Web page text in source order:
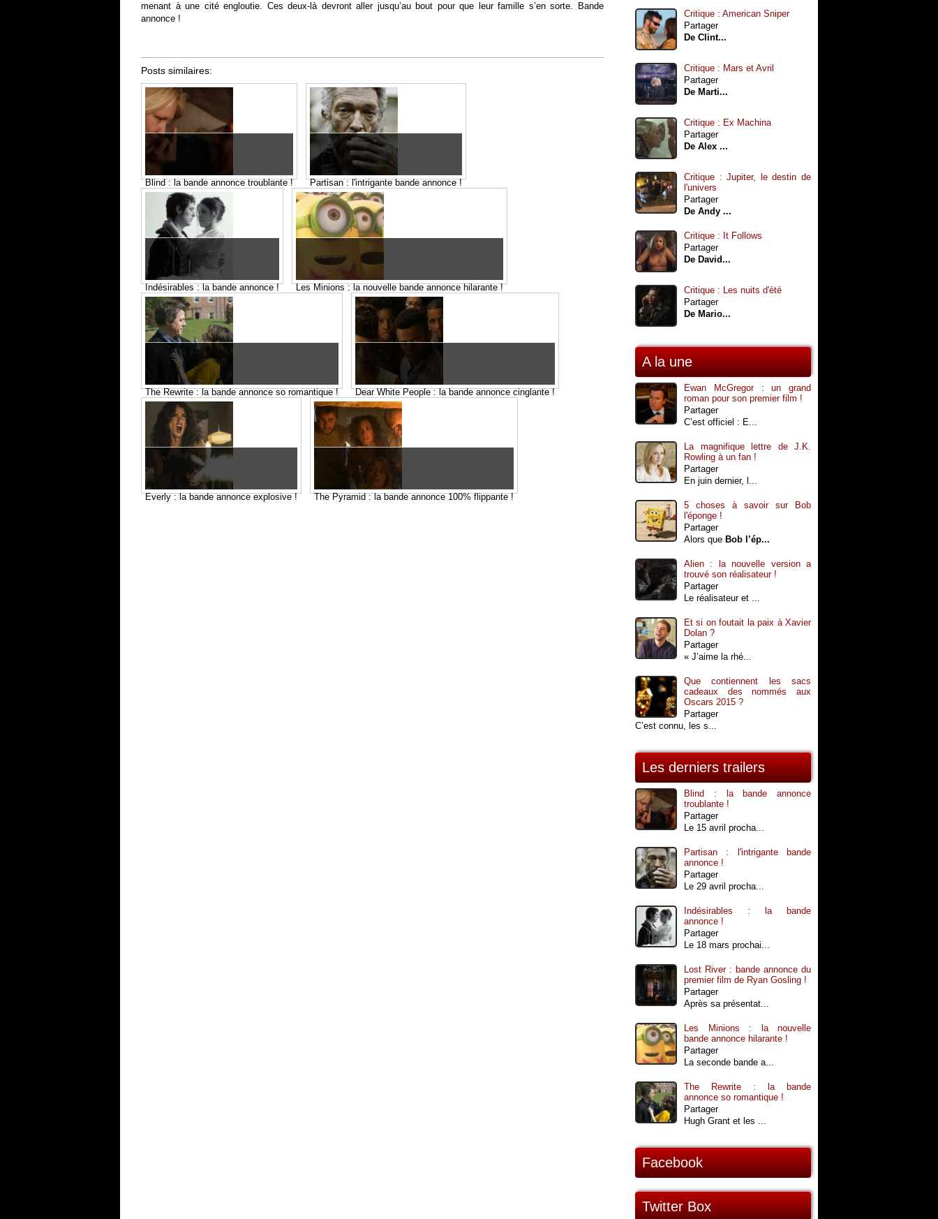
Critique : American Sniper
Partager
De Clint...
Critique : Mars et Avril
Partager
De Marti...
Critique : Ex Machina
Partager
De Alex ...
Critique : Jupiter, le destin de
l'univers
Partager
De Andy ...
Critique : It Follows
Partager
De David...
Critique : Les nuits d'été
Partager
De Mario...
A la une
Ewan McGregor : un grand
roman pour son premier film !
Partager
C’est officiel : E...
La magnifique lettre de J.K.
Rowling à un fan !
Partager
En juin dernier, l...
5 choses à savoir sur Bob
l'éponge !
Partager
Alors que Bob l’ép...
Alien : la nouvelle version a
trouvé son réalisateur !
Partager
Le réalisateur et ...
Et si on foutait la paix à Xavier
Dolan ?
Partager
« J’aime la rhé...
Que contiennent les sacs
cadeaux des nommés aux
Oscars 2015 ?
Partager
C’est connu, les s...
Les derniers trailers
Blind : la bande annonce
troublante !
Partager
Le 15 avril procha...
Partisan : l'intrigante bande
annonce !
Partager
Le 29 avril procha...
Indésirables : la bande
annonce !
Partager
Le 18 mars prochai...
Lost River : bande annonce du
premier film de Ryan Gosling !
Partager
Après sa présentat...
Les Minions : la nouvelle
bande annonce hilarante !
Partager
La seconde bande a...
The Rewrite : la bande
annonce so romantique !
Partager
Hugh Grant et les ...
Facebook
Twitter Box
menant à une cité engloutie. Ces deux-là devront aller jusqu’au bout pour que leur famille s’en sorte. Bande
annonce !
Posts similaires:
Blind : la bande annonce troublante ! Partisan : l'intrigante bande annonce !
Indésirables : la bande annonce ! Les Minions : la nouvelle bande annonce hilarante !
The Rewrite : la bande annonce so romantique ! Dear White People : la bande annonce cinglante !
Everly : la bande annonce explosive ! The Pyramid : la bande annonce 100% flippante !